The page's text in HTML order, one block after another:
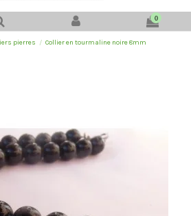
0
pierres Collier en tourmaline noire 8mm